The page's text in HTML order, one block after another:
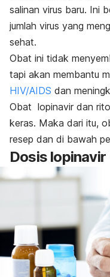
salinan virus baru. Ini
jumlah virus yang
sehat.
Obat ini tidak
tapi akan membantu
HIV/AIDS dan
Obat lopinavir dan
keras. Maka dari itu,
resep dan di bawah
Dosis